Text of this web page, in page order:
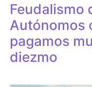
Feudalismo
Autónomos
pagamos
diezmo